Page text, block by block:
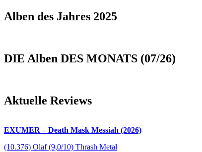
Alben des Jahres 2025
DIE Alben DES MONATS (07/26)
Aktuelle Reviews
EXUMER – Death Mask Messiah (2026)
(10.376) Olaf (9,0/10) Thrash Metal